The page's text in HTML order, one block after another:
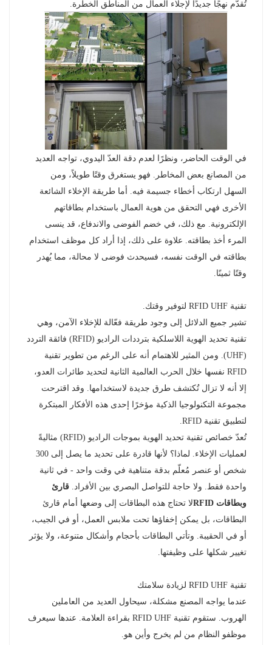
แบบไทย
Tiếng Việt
Indonesia
norsk
magyar
تُقدّم نهجًا جديدًا لإجلاء العمال من المناطق الخطرة.
في الوقت الحاضر، ونظرًا لعدم دقة العدّ اليدوي، تواجه العديد
من المصانع بعض المخاطر. فهو يستغرق وقتًا طويلاً، ومن
السهل ارتكاب أخطاء جسيمة فيه. أما طريقة الإخلاء الشائعة
الأخرى فهي التحقق من هوية العمال باستخدام بطاقاتهم
الإلكترونية. مع ذلك، في خضم الفوضى والاندفاع، قد ينسى
المرء أخذ بطاقته. علاوة على ذلك، إذا أراد كل موظف استخدام
بطاقته في الوقت نفسه، فسيحدث فوضى لا محالة، مما يُهدر
وقتًا ثمينًا.
تقنية RFID UHF لتوفير وقتك.
تشير جميع الدلائل إلى وجود طريقة فعّالة للإخلاء الآمن، وهي
تقنية تحديد الهوية اللاسلكية بترددات الراديو (RFID) فائقة التردد
(UHF). ومن المثير للاهتمام أنه على الرغم من تطوير تقنية
RFID نفسها خلال الحرب العالمية الثانية لتحديد طائرات العدو،
إلا أنه لا تزال تُكتشف طرق جديدة لاستخدامها. وقد اقترحت
مجموعة التكنولوجيا الذكية مؤخرًا إحدى هذه الأفكار المبتكرة
لتطبيق تقنية RFID.
تُعدّ خصائص تقنية تحديد الهوية بموجات الراديو (RFID) مثاليةً
لعمليات الإخلاء. لماذا؟ لأنها قادرة على تحديد ما يصل إلى 300
شخص أو عنصر مُعلّم بدقة متناهية في وقت واحد - في ثانية
واحدة فقط. ولا حاجة للتواصل البصري بين الأفراد.قارئ
وبطاقات RFID
لا تحتاج هذه البطاقات إلى وضعها أمام قارئ
البطاقات، بل يمكن إخفاؤها تحت ملابس العمل، أو في الجيب،
أو في الحقيبة. وتأتي البطاقات بأحجام وأشكال متنوعة، ولا يؤثر
تغيير شكلها على وظيفتها.
تقنية RFID UHF لزيادة سلامتك
عندما يواجه المصنع مشكلة، سيحاول العديد من العاملين
الهروب. ستقوم تقنية RFID UHF بقراءة العلامة. عندها سيعرف
موظفو النظام من لم يخرج وأين هو.